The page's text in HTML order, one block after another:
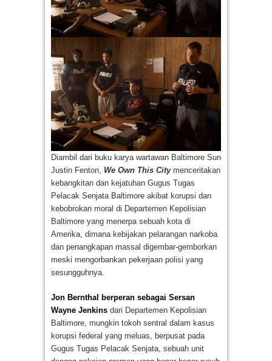
Diambil dari buku karya wartawan Baltimore Sun
Justin Fenton, We Own This Citymenceritakan
kebangkitan dan kejatuhan Gugus Tugas
Pelacak Senjata Baltimore akibat korupsi dan
kebobrokan moral di Departemen Kepolisian
Baltimore yang menerpa sebuah kota di
Amerika, dimana kebijakan pelarangan narkoba
dan penangkapan massal digembar-gemborkan
meski mengorbankan pekerjaan polisi yang
sesungguhnya.
Jon Bernthal berperan sebagai Sersan
Wayne Jenkins dari Departemen Kepolisian
Baltimore, mungkin tokoh sentral dalam kasus
korupsi federal yang meluas, berpusat pada
Gugus Tugas Pelacak Senjata, sebuah unit